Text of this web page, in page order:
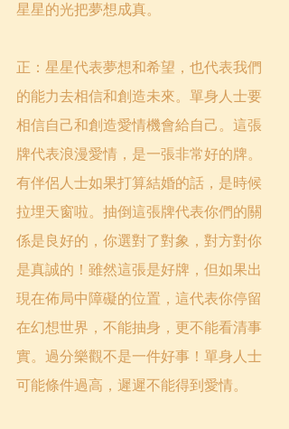
星星的光把夢想成真。
正：星星代表夢想和希望，也代表我們
的能力去相信和創造未來。單身人士要
相信自己和創造愛情機會給自己。這張
牌代表浪漫愛情，是一張非常好的牌。
有伴侶人士如果打算結婚的話，是時候
拉埋天窗啦。抽倒這張牌代表你們的關
係是良好的，你選對了對象，對方對你
是真誠的！雖然這張是好牌，但如果出
現在佈局中障礙的位置，這代表你停留
在幻想世界，不能抽身，更不能看清事
實。過分樂觀不是一件好事！單身人士
可能條件過高，遲遲不能得到愛情。